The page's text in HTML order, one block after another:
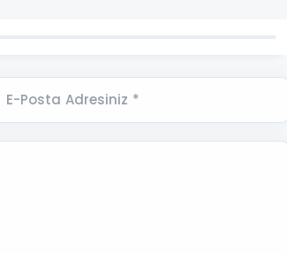
E-Posta Adresiniz *